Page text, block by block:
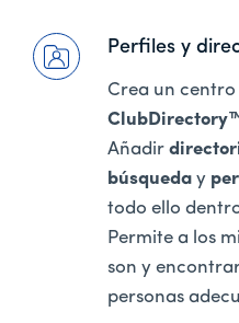
Perfiles y
Crea un
Añadir
búsqueda y
todo ello
Permite a los
son y
personas